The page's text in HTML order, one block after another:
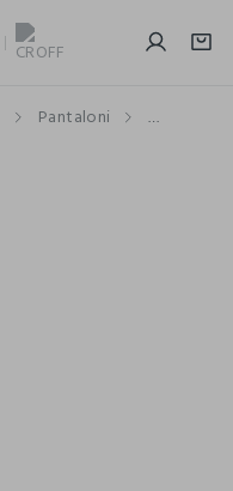
Pantaloni A Vita